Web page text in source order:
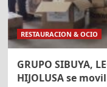
interés
por
el
RESTAURACION & OCIO
GRUPO SIBUYA,
HIJOLUSA se